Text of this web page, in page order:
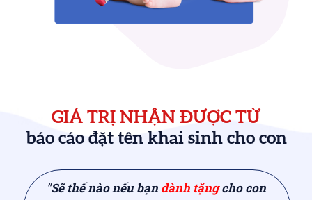
GIÁ TRỊ NHẬN ĐƯỢC TỪ
báo cáo đặt tên khai sinh cho con
"Sẽ thế nào nếu bạn dành tặngcho con